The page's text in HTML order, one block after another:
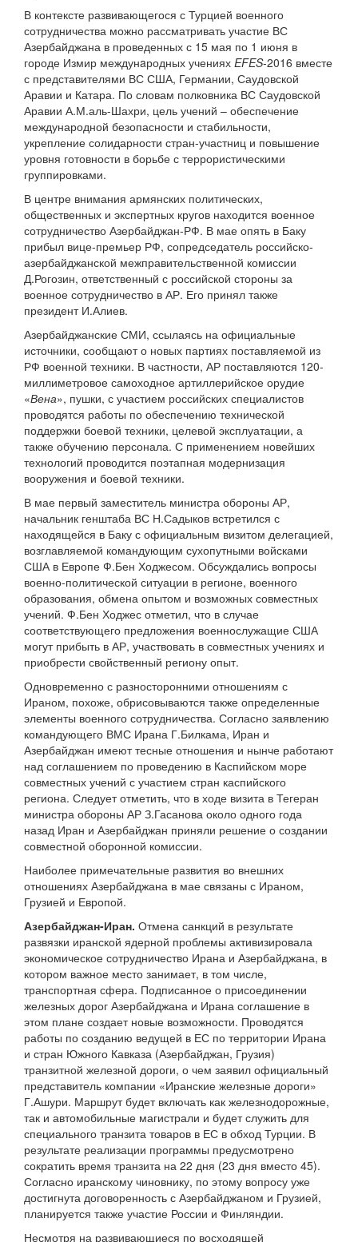
В контексте развивающегося с Турцией военного
сотрудничества можно рассматривать участие ВС
Азербайджана в проведенных с 15 мая по 1 июня в
городе Измир междунaродных учениях EFES-2016 вместе
с представителями ВС США, Германии, Саудовской
Аравии и Катара. По словам полковника ВС Саудовской
Аравии А.М.аль-Шахри, цель учений – обеспечение
международной безопасности и стабильности,
укрепление солидарности стран-участниц и повышение
уровня готовности в борьбе с террористическими
группировками.
В центре внимания армянских политических,
общественных и экспертных кругов находится военное
сотрудничество Азербайджан-РФ. В мае опять в Баку
прибыл вице-премьер РФ, сопредседатель российско-
азербайджанской межправительственной комиссии
Д.Рогозин, ответственный с российской стороны за
военное сотрудничество в АР. Его принял также
президент И.Алиев.
Азербайджанские СМИ, ссылаясь на официальные
источники, сообщают о новых партиях поставляемой из
РФ военной техники. В частности, АР поставляются 120-
миллиметровое самоходное артиллерийское орудие
«Вена», пушки, с участием российских специалистов
проводятся работы по обеспечению технической
поддержки боевой техники, целевой эксплуатации, а
также обучению персонала. С применением новейших
технологий проводится поэтапная модернизация
вооружения и боевой техники.
В мае первый заместитель министра обороны АР,
начальник генштаба ВС Н.Садыков встретился с
находящейся в Баку с официальным визитом делегацией,
возглавляемой командующим сухопутными войсками
США в Европе Ф.Бен Ходжесом. Обсуждались вопросы
военно-политической ситуации в регионе, военного
образования, обмена опытом и возможных совместных
учений. Ф.Бен Ходжес отметил, что в случае
соответствующего предложения военнослужащие США
могут прибыть в АР, участвовать в совместных учениях и
приобрести свойственный региону опыт.
Одновременно с разносторонними отношениям с
Ираном, похоже, обрисовываются также определенные
элементы военного сотрудничества. Согласно заявлению
командующего ВМС Ирана Г.Билкама, Иран и
Азербайджан имеют тесные отношения и нынче работают
над соглашением по проведению в Каспийском море
совместных учений с участием стран каспийского
региона. Следует отметить, что в ходе визита в Тегеран
министра обороны АР З.Гасанова около одного года
назад Иран и Азербайджан приняли решение о создании
совместной оборонной комиссии.
Наиболее примечательные развития во внешних
отношениях Азербайджана в мае связаны с Ираном,
Грузией и Европой.
Азербайджан-Иран. Отмена санкций в результате
развязки иранской ядерной проблемы активизировала
экономическое сотрудничество Ирана и Азербайджана, в
котором важное место занимает, в том числе,
транспортная сфера. Подписанное о присоединении
железных дорог Азербайджана и Ирана соглашение в
этом плане создает новые возможности. Проводятся
работы по созданию ведущей в ЕС по территории Ирана
и стран Южного Кавказа (Азербайджан, Грузия)
транзитной железной дороги, о чем заявил официальный
представитель компании «Иранские железные дороги»
Г.Ашури. Маршрут будет включать как железнодорожные,
так и автомобильные магистрали и будет служить для
специального транзита товаров в ЕС в обход Турции. В
результате реализации программы предусмотрено
сократить время транзита на 22 дня (23 дня вместо 45).
Согласно иранскому чиновнику, по этому вопросу уже
достигнута договоренность с Азербайджаном и Грузией,
планируется также участие России и Финляндии.
Несмотря на развивающиеся по восходящей